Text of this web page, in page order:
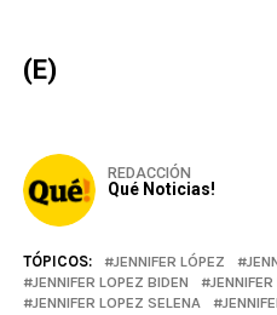
(E)
REDACCIÓN
Qué Noticias!
TÓPICOS: JENNIFER LÓPEZ
JENNIFER LOPEZ BIDEN
JENNIFER LOPEZ SELENA